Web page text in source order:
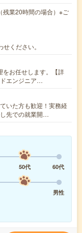
残業20時間の場合）※ご
ください。
をお任せします。【詳
エンジニア…
いた方も歓迎！実務経
先での就業開…
50代
60代
男性